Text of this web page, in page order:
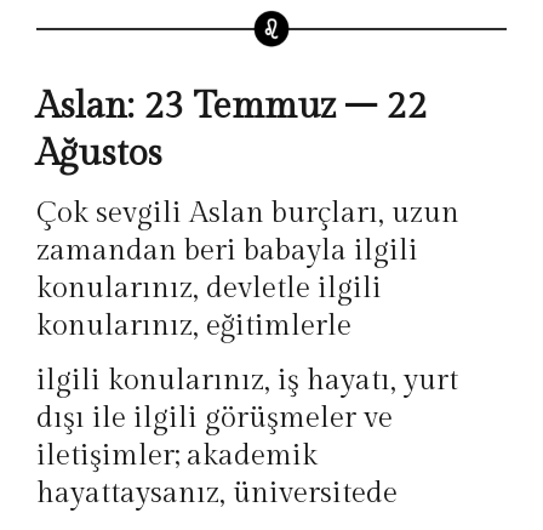
Aslan: 23 Temmuz – 22
Ağustos
Çok sevgili Aslan burçları, uzun
zamandan beri babayla ilgili
konularınız, devletle ilgili
konularınız, eğitimlerle
ilgili konularınız, iş hayatı, yurt
dışı ile ilgili görüşmeler ve
iletişimler; akademik
hayattaysanız, üniversitede